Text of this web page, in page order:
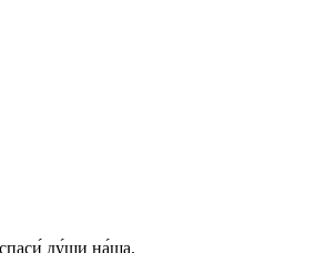
ду́ши на́ша.